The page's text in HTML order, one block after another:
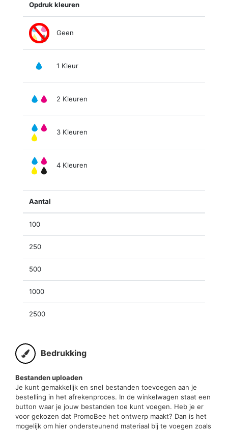
Opdruk kleuren
Geen
1 Kleur
2 Kleuren
3 Kleuren
4 Kleuren
Aantal
100
250
500
1000
2500
Bedrukking
Bestanden uploaden
Je kunt gemakkelijk en snel bestanden toevoegen aan je
bestelling in het afrekenproces. In de winkelwagen staat een
button waar je jouw bestanden toe kunt voegen. Heb je er
voor gekozen dat PromoBee het ontwerp maakt? Dan is het
mogelijk om hier ondersteunend materiaal bij te voegen zoals